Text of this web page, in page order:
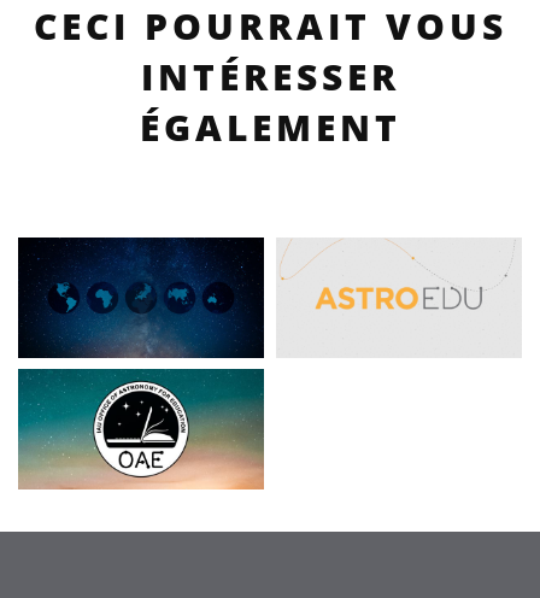
CECI POURRAIT VOUS
INTÉRESSER
ÉGALEMENT